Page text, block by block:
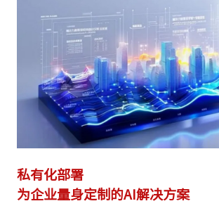
为企业量身定制的AI解决方案
• 按需规划从DeepSeekR1 14B到DeepSeek满